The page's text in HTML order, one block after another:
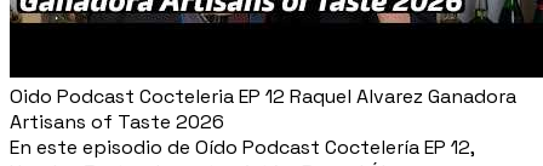
Oido Podcast Cocteleria EP 12 Raquel Alvarez Ganadora
Artisans of Taste 2026
En este episodio de Oído Podcast Coctelería EP 12,